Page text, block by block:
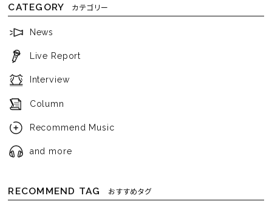
CATEGORY カテゴリー
News
Live Report
Interview
Column
Recommend Music
and more
RECOMMEND TAG おすすめタグ